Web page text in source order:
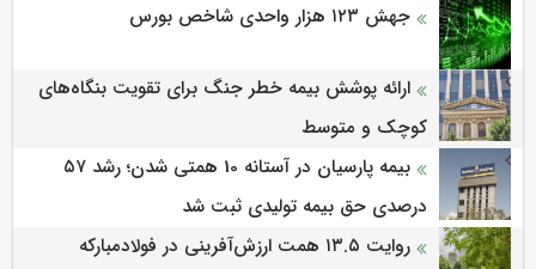
جهش ۱۲۳ هزار واحدی شاخص بورس
ارائه پوشش بیمه خطر جنگ برای تقویت بنگاه‌های
کوچک و متوسط
بیمه پارسیان در آستانه 10 همتی شدن؛ رشد ۵۷
درصدی حق بیمه تولیدی ثبت شد
روایت ۱۳.۵ همت ارزش‌آفرینی در فولادمبارکه